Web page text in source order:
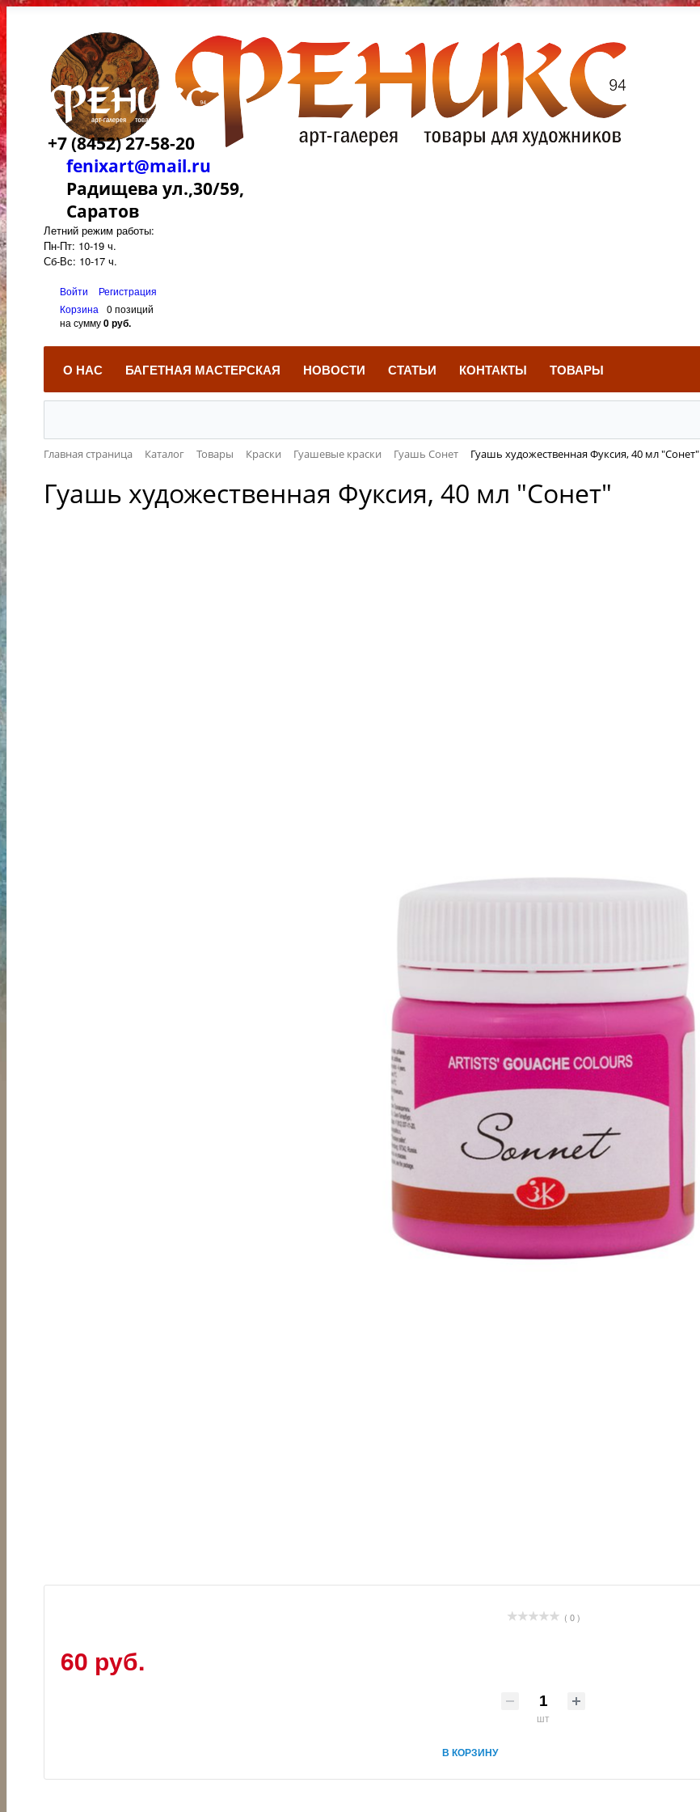
+7 (8452) 27-58-20
fenixart@mail.ru
Радищева ул.,30/59,
Саратов
Летний режим работы:
Пн-Пт: 10-19 ч.
Сб-Вс: 10-17 ч.
Войти
Регистрация
Корзина
0 позиций
на сумму0 руб.
О НАС БАГЕТНАЯ МАСТЕРСКАЯ НОВОСТИ СТАТЬИ КОНТАКТЫ ТОВАРЫ
Главная страница Каталог Товары Краски Гуашевые краски Гуашь Сонет Гуашь художественная Фуксия, 40 мл "Сонет"
Гуашь художественная Фуксия, 40 мл "Сонет"
( 0 )
60 руб.
шт
В КОРЗИНУ